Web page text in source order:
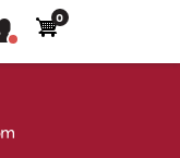
Felhasználói
0